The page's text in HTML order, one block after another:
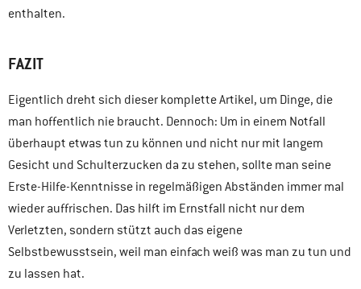
enthalten.
FAZIT
Eigentlich dreht sich dieser komplette Artikel, um Dinge, die
man hoffentlich nie braucht. Dennoch: Um in einem Notfall
überhaupt etwas tun zu können und nicht nur mit langem
Gesicht und Schulterzucken da zu stehen, sollte man seine
Erste-Hilfe-Kenntnisse in regelmäßigen Abständen immer mal
wieder auffrischen. Das hilft im Ernstfall nicht nur dem
Verletzten, sondern stützt auch das eigene
Selbstbewusstsein, weil man einfach weiß was man zu tun und
zu lassen hat.